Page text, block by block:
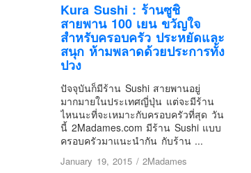
Kura Sushi : ร้านซูชิ
สายพาน 100 เยน ขวัญใจ
สำหรับครอบครัว ประหยัดและ
สนุก ห้ามพลาดด้วยประการทั้ง
ปวง
ปัจจุบันก็มีร้าน Sushi สายพานอยู่
มากมายในประเทศญี่ปุ่น แต่จะมีร้าน
ไหนนะที่จะเหมาะกับครอบครัวที่สุด วัน
นี้ 2Madames.com มีร้าน Sushi แบบ
ครอบครัวมาแนะนำกัน กับร้าน ...
January 19, 2015 / 2Madames